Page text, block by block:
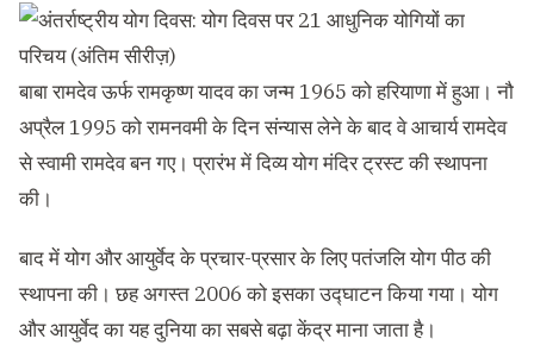
बाबा रामदेव ऊर्फ रामकृष्ण यादव का जन्म 1965 को हरियाणा में हुआ। नौ
अप्रैल 1995 को रामनवमी के दिन संन्यास लेने के बाद वे आचार्य रामदेव
से स्वामी रामदेव बन गए। प्रारंभ में दिव्य योग मंदिर ट्रस्ट की स्थापना
की।
बाद में योग और आयुर्वेद के प्रचार-प्रसार के लिए पतंजलि योग पीठ की
स्थापना की। छह अगस्त 2006 को इसका उद्‍घाटन किया गया। योग
और आयुर्वेद का यह दुनिया का सबसे बढ़ा केंद्र माना जाता है।